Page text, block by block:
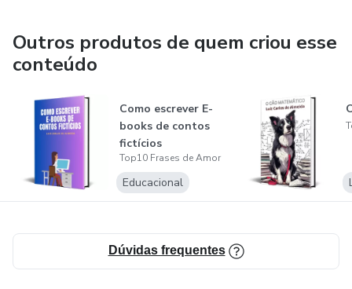
visitantes façam qualquer cadastro ou informe qualquer
forma de contato, porém, se alguém desejar entrar em
contato para elogiar ou até mesmo fazer uma crítica,
poderá fazê-lo através do formulário de contato.
Outros produtos de quem criou esse
conteúdo
Como escrever E-
books de contos
fictícios
Top10 Frases de Amor
Educacional
Dúvidas frequentes